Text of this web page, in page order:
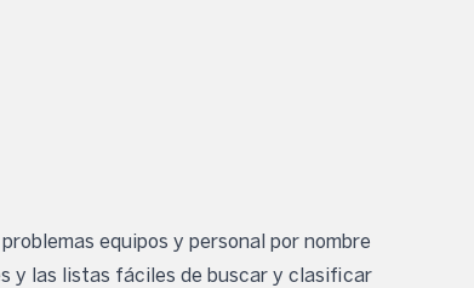
equipos y personal por nombre
y las listas fáciles de buscar y clasificar